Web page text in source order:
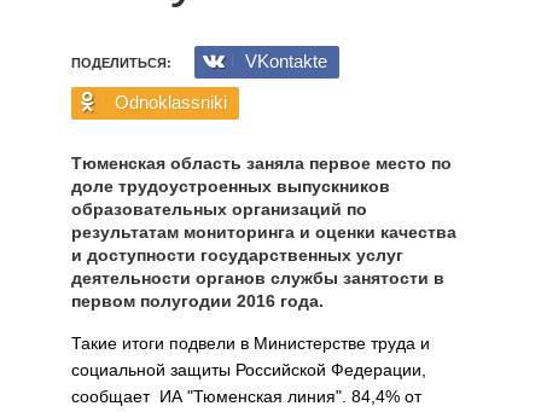
ПОДЕЛИТЬСЯ:
VKontakte
Odnoklassniki
Тюменская область заняла первое место по
доле трудоустроенных выпускников
образовательных организаций по
результатам мониторинга и оценки качества
и доступности государственных услуг
деятельности органов службы занятости в
первом полугодии 2016 года.
Такие итоги подвели в Министерстве труда и
социальной защиты Российской Федерации,
сообщает ИА "Тюменская линия". 84,4% от